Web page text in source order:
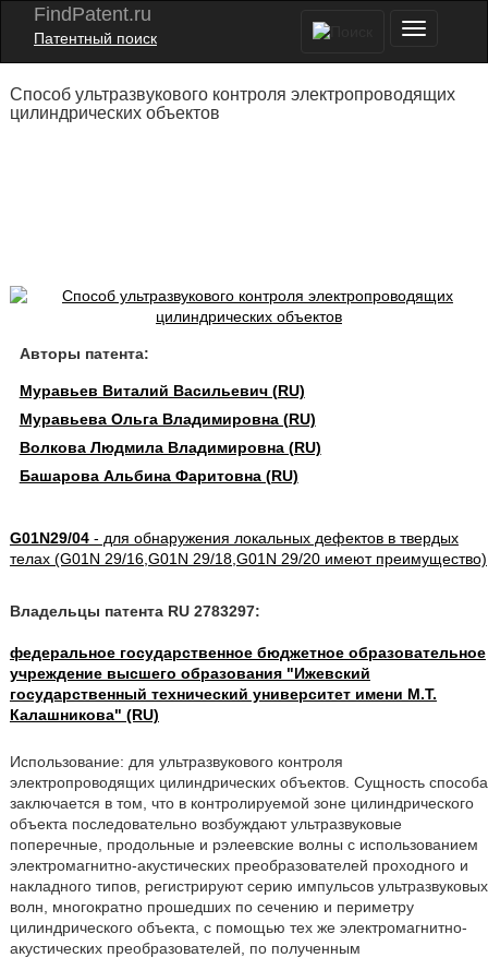
FindPatent.ru
Патентный поиск
Способ ультразвукового контроля электропроводящих
цилиндрических объектов
Авторы патента:
Муравьев Виталий Васильевич (RU)
Муравьева Ольга Владимировна (RU)
Волкова Людмила Владимировна (RU)
Башарова Альбина Фаритовна (RU)
G01N29/04- для обнаружения локальных дефектов в твердых
телах (G01N 29/16,G01N 29/18,G01N 29/20 имеют преимущество)
Владельцы патента RU 2783297:
федеральное государственное бюджетное образовательное
учреждение высшего образования "Ижевский
государственный технический университет имени М.Т.
Калашникова" (RU)
Использование: для ультразвукового контроля
электропроводящих цилиндрических объектов. Сущность способа
заключается в том, что в контролируемой зоне цилиндрического
объекта последовательно возбуждают ультразвуковые
поперечные, продольные и рэлеевские волны с использованием
электромагнитно-акустических преобразователей проходного и
накладного типов, регистрируют серию импульсов ультразвуковых
волн, многократно прошедших по сечению и периметру
цилиндрического объекта, с помощью тех же электромагнитно-
акустических преобразователей, по полученным